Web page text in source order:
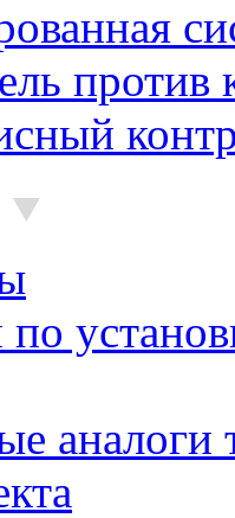
против
аналоги